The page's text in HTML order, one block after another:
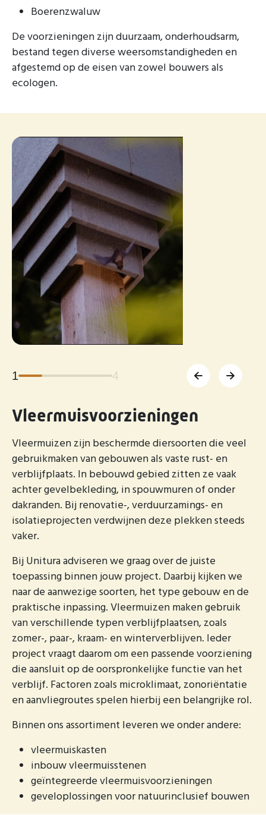
Boerenzwaluw
De voorzieningen zijn duurzaam, onderhoudsarm,
bestand tegen diverse weersomstandigheden en
afgestemd op de eisen van zowel bouwers als
ecologen.
1 4
Vleermuisvoorzieningen
Vleermuizen zijn beschermde diersoorten die veel
gebruikmaken van gebouwen als vaste rust- en
verblijfplaats. In bebouwd gebied zitten ze vaak
achter gevelbekleding, in spouwmuren of onder
dakranden. Bij renovatie-, verduurzamings- en
isolatieprojecten verdwijnen deze plekken steeds
vaker.
Bij Unitura adviseren we graag over de juiste
toepassing binnen jouw project. Daarbij kijken we
naar de aanwezige soorten, het type gebouw en de
praktische inpassing. Vleermuizen maken gebruik
van verschillende typen verblijfplaatsen, zoals
zomer-, paar-, kraam- en winterverblijven. Ieder
project vraagt daarom om een passende voorziening
die aansluit op de oorspronkelijke functie van het
verblijf. Factoren zoals microklimaat, zonoriëntatie
en aanvliegroutes spelen hierbij een belangrijke rol.
Binnen ons assortiment leveren we onder andere:
vleermuiskasten
inbouw vleermuisstenen
geïntegreerde vleermuisvoorzieningen
geveloplossingen voor natuurinclusief bouwen